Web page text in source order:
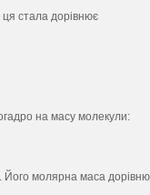
стала дорівнює
на масу молекули:
Його молярна маса